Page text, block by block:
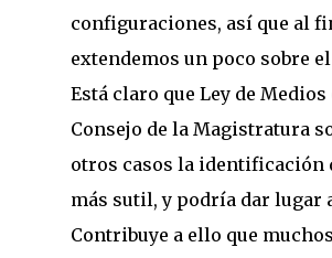
configuraciones, así que al
extendemos un poco sobre el
Está claro que Ley de
Consejo de la Magistratura
otros casos la identificación
más sutil, y podría dar lugar
Contribuye a ello que